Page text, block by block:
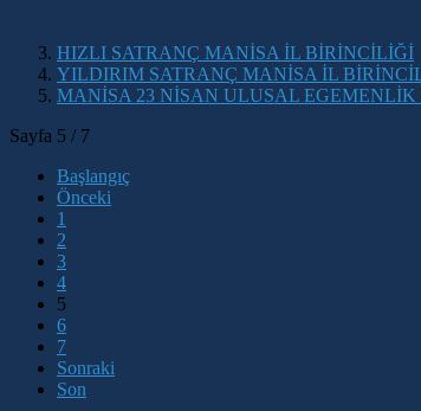
HIZLI SATRANÇ MANİSA İL BİRİNCİLİĞİ
YILDIRIM SATRANÇ MANİSA İL
MANİSA 23 NİSAN ULUSAL
Sayfa 5 / 7
Başlangıç
Önceki
1
2
3
4
5
6
7
Sonraki
Son